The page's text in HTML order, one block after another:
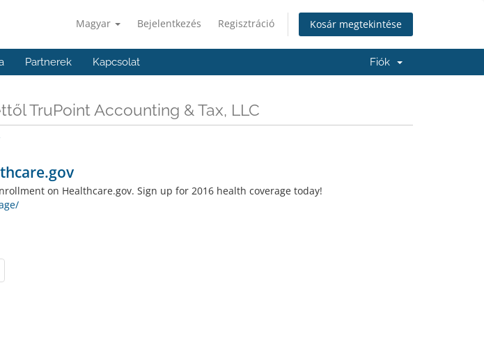
Magyar Bejelentkezés Regisztráció Kosár megtekintése
Partnerek Kapcsolat Fiók
TruPoint Accounting & Tax, LLC
on Healthcare.gov. Sign up for 2016 health coverage today!